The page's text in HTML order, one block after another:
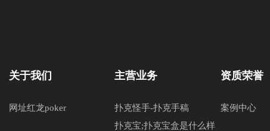
关于我们
网址红龙poker
主营业务
扑克怪手-扑克手稿
扑克宝;扑克宝盒是什么样
资质荣誉
案例中心